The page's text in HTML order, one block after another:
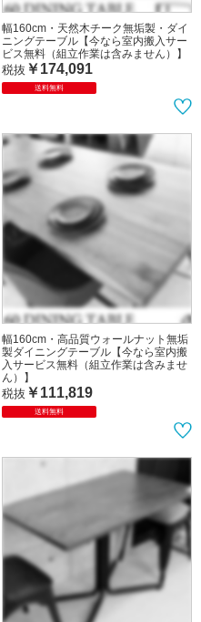
送料無料
幅160cm・天然木チーク無垢製・ダイ
ニングテーブル【今なら室内搬入サー
ビス無料（組立作業は含みません）】
税抜￥174,091
送料無料
幅160cm・高品質ウォールナット無垢
製ダイニングテーブル【今なら室内搬
入サービス無料（組立作業は含みませ
ん）】